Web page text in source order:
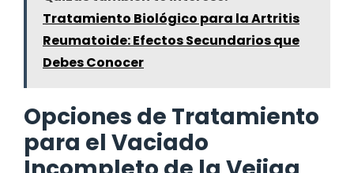
Tratamiento Biológico para la Artritis
Reumatoide: Efectos Secundarios que
Debes Conocer
Opciones de Tratamiento
para el Vaciado